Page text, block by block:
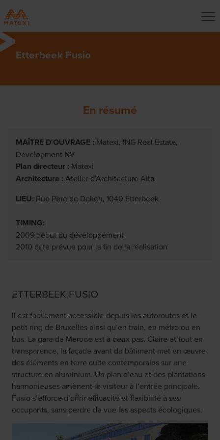
Etterbeek Fusio
En résumé
MAÎTRE D'OUVRAGE : Matexi, ING Real Estate,
Development NV
Plan directeur : Matexi
Architecture : Atelier d’Architecture Alta
LIEU: Rue Père de Deken, 1040 Etterbeek
TIMING:
2009 début du développement
2010 date prévue pour la fin de la réalisation
ETTERBEEK FUSIO
Il est facilement accessible depuis les autoroutes et le
petit ring de Bruxelles ainsi qu’en train, en métro ou en
bus. La gare de Merode est à deux pas. Claire et tout en
transparence, la façade avant du bâtiment met en œuvre
des éléments en terre cuite contemporains sur une
structure en aluminium. Un plan d’eau et des plantations
harmonieuses amènent le visiteur à l’entrée principale.
Fusio s’efforce d’offrir efficacité et flexibilité à ses
occupants, sans perdre de vue les aspects écologiques.